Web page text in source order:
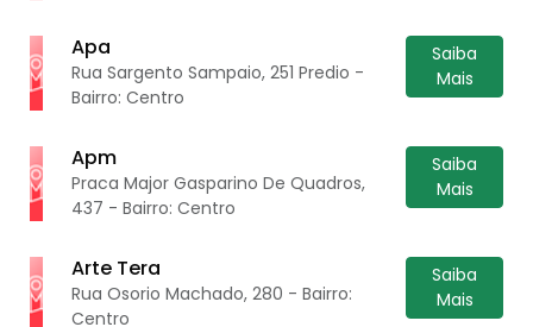
Apa
Rua Sargento Sampaio, 251 Predio -
Bairro: Centro
Saiba
Mais
Apm
Praca Major Gasparino De Quadros,
437 - Bairro: Centro
Saiba
Mais
Arte Tera
Rua Osorio Machado, 280 - Bairro:
Centro
Saiba
Mais